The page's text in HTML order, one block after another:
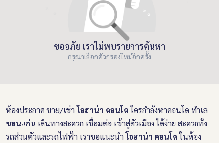
ขออภัย เราไม่พบรายการค้นหา
กรุณาเลือกตัวกรองใหม่อีกครั้ง
ห้องประกาศ ขาย/เช่า โอฮาน่า คอนโดใครกำลังหาคอนโด ทำเล
ขอนแก่น เดินทางสะดวก เชื่อมต่อ เข้าสู่ตัวเมือง ได้ง่าย สะดวกทั้ง
รถส่วนตัวและรถไฟฟ้า เราขอแนะนำ โอฮาน่า คอนโดในห้อง